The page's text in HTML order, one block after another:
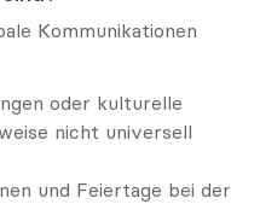
Kommunikationen
oder kulturelle
nicht universell
und Feiertage bei der